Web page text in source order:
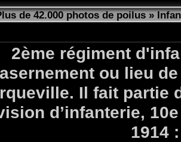
de 42.000 photos de poilus»
2ème régiment
ou lieu
Il fait partie
d’infanterie,
1914